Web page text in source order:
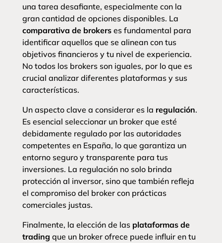
una tarea desafiante, especialmente con la
gran cantidad de opciones disponibles. La
comparativa de brokerses fundamental para
identificar aquellos que se alinean con tus
objetivos financieros y tu nivel de experiencia.
No todos los brokers son iguales, por lo que es
crucial analizar diferentes plataformas y sus
características.
Un aspecto clave a considerar es la regulación.
Es esencial seleccionar un broker que esté
debidamente regulado por las autoridades
competentes en España, lo que garantiza un
entorno seguro y transparente para tus
inversiones. La regulación no solo brinda
protección al inversor, sino que también refleja
el compromiso del broker con prácticas
comerciales justas.
Finalmente, la elección de las plataformas de
trading que un broker ofrece puede influir en tu